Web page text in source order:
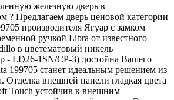
железную дверь в
? Предлагаем дверь ценовой категории
производителя Ягуар с замком
ручкой Libra от известного
в цветематовый никель
- LD26-1SN/CP-3) достойна Вашего
199705 станет идеальным решением из
Отделка внешней панели гладкая цвета
Touch устойчив к внешним